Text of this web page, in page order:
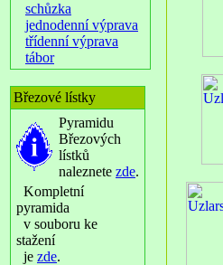
schůzka
jednodenní výprava
třídenní výprava
tábor
Březové lístky
Pyramidu
Březových
lístků
naleznete zde.
Kompletní
pyramida
v souboru ke
stažení
je zde.